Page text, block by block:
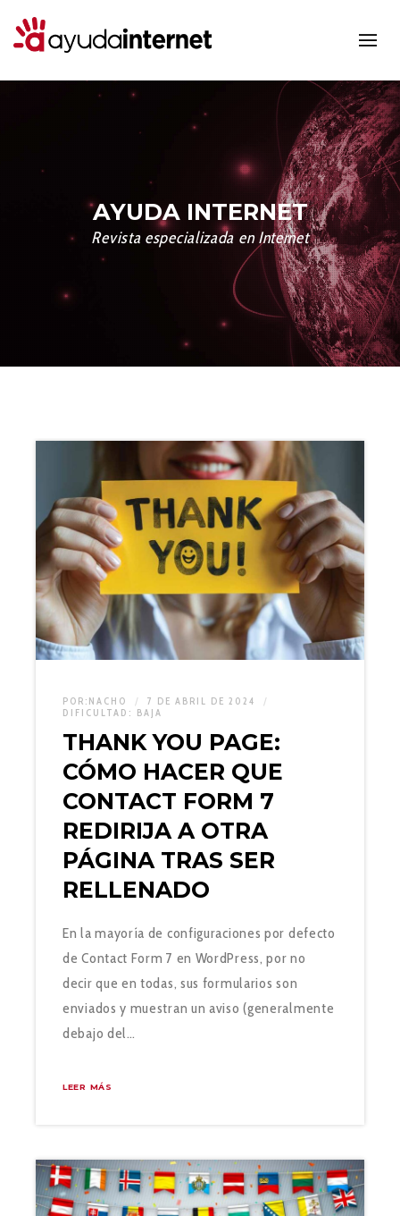
AYUDA INTERNET
Revista especializada en Internet
POR: NACHO
7 DE ABRIL DE 2024
DIFICULTAD: BAJA
THANK YOU PAGE:
CÓMO HACER QUE
CONTACT FORM 7
REDIRIJA A OTRA
PÁGINA TRAS SER
RELLENADO
En la mayoría de configuraciones por defecto
de Contact Form 7 en WordPress, por no
decir que en todas, sus formularios son
enviados y muestran un aviso (generalmente
debajo del…
LEER MÁS